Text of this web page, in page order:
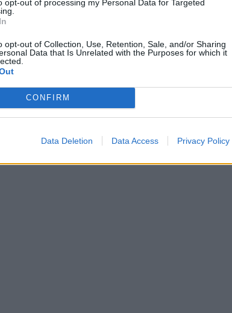
opt-out of processing my Personal Data for Targeted
opt-out of Collection, Use, Retention, Sale, and/or Sharing
Data that Is Unrelated with the Purposes for which it
CONFIRM
Data Deletion Data Access Privacy Policy
Presse
Λουκινί, Λεϊλά Μπεκτί, Ρεμπεκά Μαρντέ.
ΔΙΑΦΗΜΙΣΗ